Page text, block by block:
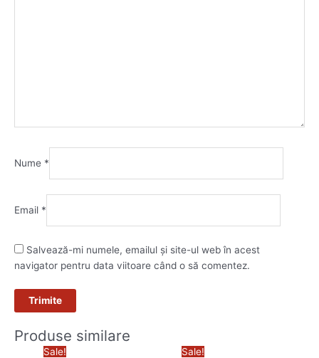
Nume *
Email *
Salvează-mi numele, emailul și site-ul web în acest
navigator pentru data viitoare când o să comentez.
Produse similare
Sale! Sale!